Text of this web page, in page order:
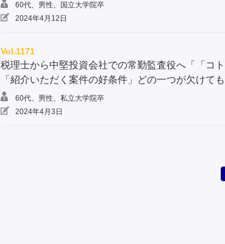
60代、男性、国立大学院卒
2024年4月12日
Vol.1171
税理士から中堅投資会社での常勤監査役へ「「コ
「紹介いただく案件の好条件」どの一つが欠けて
60代、男性、私立大学院卒
2024年4月3日